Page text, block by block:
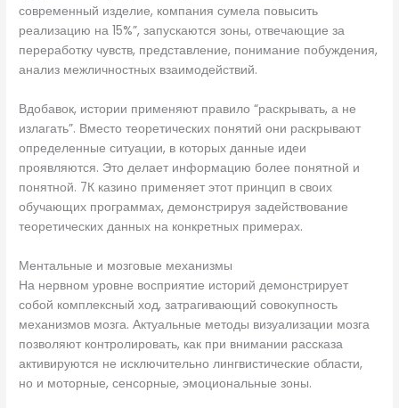
современный изделие, компания сумела повысить
реализацию на 15%”, запускаются зоны, отвечающие за
переработку чувств, представление, понимание побуждения,
анализ межличностных взаимодействий.
Вдобавок, истории применяют правило “раскрывать, а не
излагать”. Вместо теоретических понятий они раскрывают
определенные ситуации, в которых данные идеи
проявляются. Это делает информацию более понятной и
понятной. 7К казино применяет этот принцип в своих
обучающих программах, демонстрируя задействование
теоретических данных на конкретных примерах.
Ментальные и мозговые механизмы
На нервном уровне восприятие историй демонстрирует
собой комплексный ход, затрагивающий совокупность
механизмов мозга. Актуальные методы визуализации мозга
позволяют контролировать, как при внимании рассказа
активируются не исключительно лингвистические области,
но и моторные, сенсорные, эмоциональные зоны.